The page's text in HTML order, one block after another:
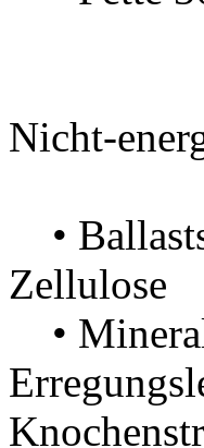
Nicht-
•
Zellulose
•